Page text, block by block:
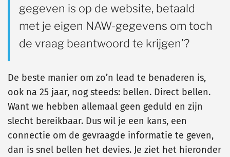
gegeven is op de website, betaald
met je eigen NAW-gegevens om toch
de vraag beantwoord te krijgen’?
De beste manier om zo’n lead te benaderen is,
ook na 25 jaar, nog steeds: bellen. Direct bellen.
Want we hebben allemaal geen geduld en zijn
slecht bereikbaar. Dus wil je een kans, een
connectie om de gevraagde informatie te geven,
dan is snel bellen het devies. Je ziet het hieronder